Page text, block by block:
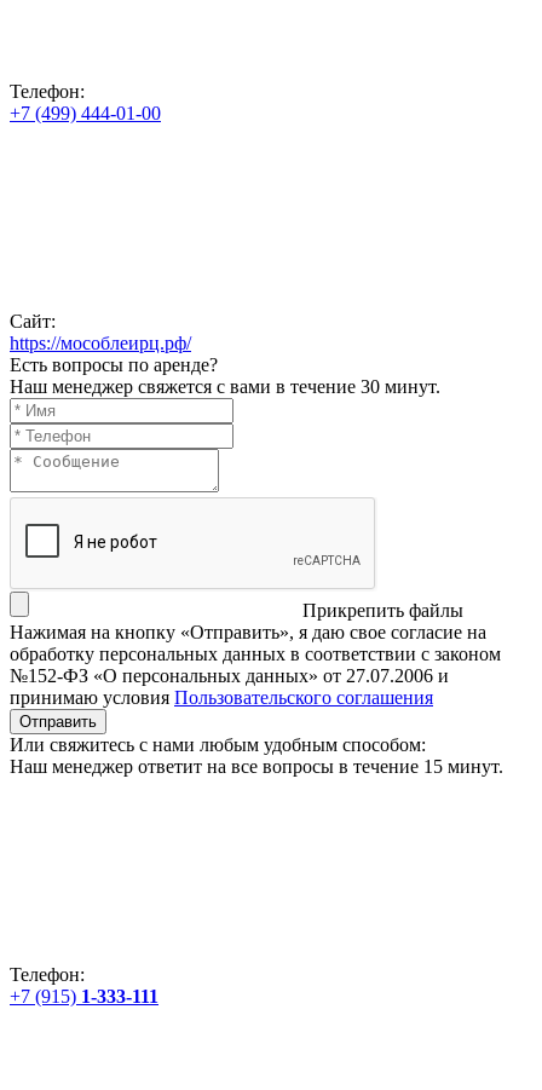
Телефон:
+7 (499) 444-01-00
Сайт:
https://мособлеирц.рф/
Есть вопросы по аренде?
Наш менеджер свяжется с вами в течение 30 минут.
Прикрепить файлы
Нажимая на кнопку «Отправить», я даю свое согласие на
обработку персональных данных в соответствии с законом
№152-ФЗ «О персональных данных» от 27.07.2006 и
принимаю условия Пользовательского соглашения
Отправить
Или свяжитесь с нами любым удобным способом:
Наш менеджер ответит на все вопросы в течение 15 минут.
Телефон:
+7 (915) 1-333-111